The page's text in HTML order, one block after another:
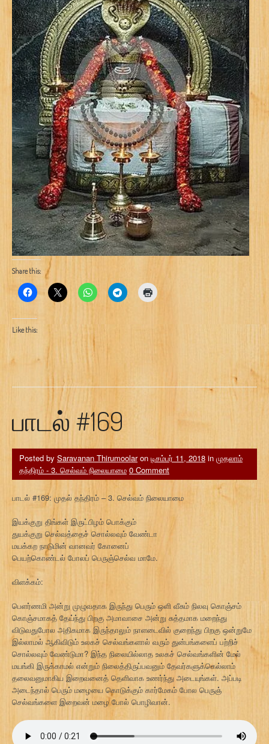
Share this:
Like this:
பாடல் #169
Posted by Saravanan Thirumoolaron டிசம்பர் 11, 2018 in முதலாம்
தந்திரம் - 3. செல்வம் நிலையாமை 0 Comment
பாடல் #169: முதல் தந்திரம் – 3. செல்வம் நிலையாமை
இயக்குறு திங்கள் இருட்பிழம் பொக்கும்
துயக்குறு செல்வத்தைச் சொல்லவும் வேண்டா
மயக்கற நாடுமின் வானவர் கோனைப்
பெயற்கொண்டல் போலப் பெருஞ்செல்வ மாமே.
விளக்கம்:
பெளர்ணமி அன்று முழுவதாக இருந்து பெரும் ஒளி வீசும் நிலவு கொஞ்சம்
கொஞ்சமாகத் தேய்ந்து பிறகு அமாவாசை அன்று சுத்தமாக மறைந்து
விடுவதுபோல அதிகமாக இருந்தாலும் நாளடைவில் குறைந்து பிறகு ஒன்றுமே
இல்லாமல் ஆகிவிடும் உலகச் செல்வங்களால் வரும் துன்பங்களைப் பற்றிச்
சொல்லவும் வேண்டுமா? இந்த நிலையில்லாத உலகச் செல்வங்களின் மேல்
மயங்கி இருக்காமல் என்றும் நிலைத்திருப்பவனும் தேவர்களுக்கெல்லாம்
தலைவனுமாகிய இறைவனைத் தெளிவாக உணர்ந்து அடையுங்கள். அப்படி
அடைந்தால் பெரும் மழையை கொடுக்கும் கார்மேகம் போல பெருஞ்
செல்வங்களை இறைவன் மழை போல் பொழிவான்.